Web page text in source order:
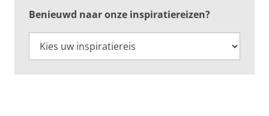
Benieuwd naar onze inspiratiereizen?